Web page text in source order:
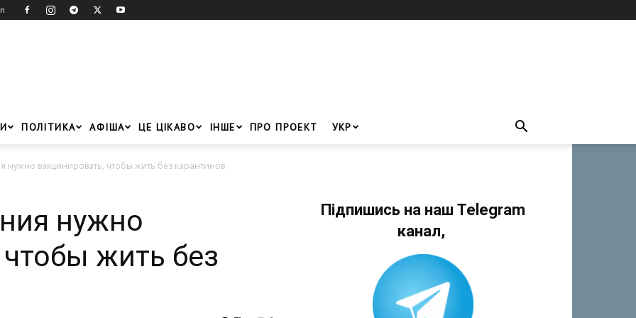
ПОЛІТИКА АФІША ЦЕ ЦІКАВО ІНШЕ ПРО ПРОЕКТ УКР
нужно вакцинировать, чтобы жить без карантинов
нужно
жить без
Підпишись на наш Telegram
канал,